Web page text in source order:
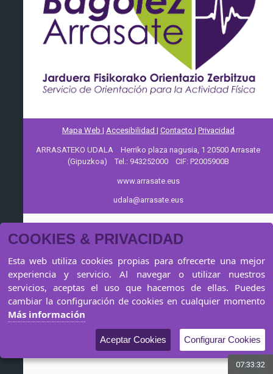
07:33:32
Mapa Web | Accesibilidad | Contacto | Privacidad
ARRASATEKO UDALA Herriko plaza nagusia, 1 20500 Arrasate
(Gipuzkoa) Tel.: 943252000 CIF: P2005900B
www.arrasate.eus
udala@arrasate.eus
COOKIES & PRIVACIDAD
Esta web utiliza cookies propias para ofrecerte una mejor
experiencia y servicio. Al navegar o utilizar nuestros
servicios, aceptas el uso que hacemos de ellas. Puedes
cambiar la configuración de cookies en cualquier momento
Más información
Aceptar Cookies Configurar Cookies